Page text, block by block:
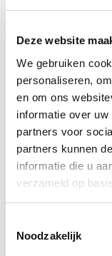
Deze website
We gebruiken
personaliseren,
en om ons
informatie over
partners voor
partners kunnen
informatie die u
verzameld op
Noodzakelijk